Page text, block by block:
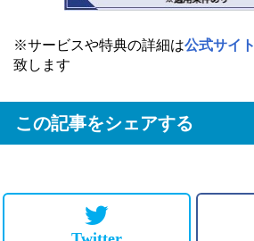
※サービスや特典の詳細は公式サイト
致します
この記事をシェアする